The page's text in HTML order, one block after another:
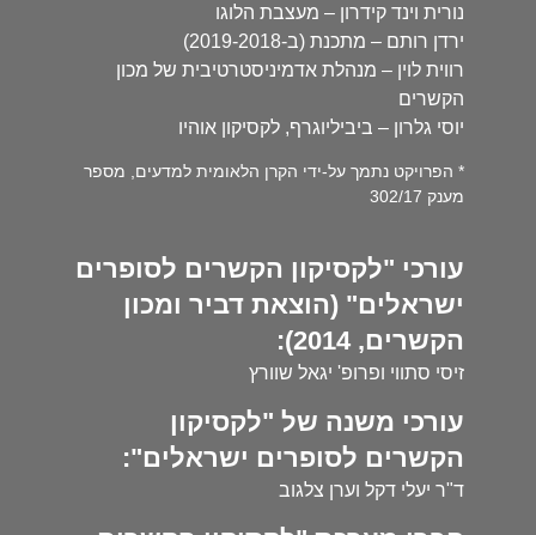
נורית וינד קידרון – מעצבת הלוגו
ירדן רותם – מתכנת (ב-2019-2018)
רווית לוין – מנהלת אדמיניסטרטיבית של מכון
הקשרים
יוסי גלרון – ביביליוגרף, לקסיקון אוהיו
* הפרויקט נתמך על-ידי הקרן הלאומית למדעים, מספר
מענק 302/17
עורכי "לקסיקון הקשרים לסופרים
ישראלים" (הוצאת דביר ומכון
הקשרים, 2014):
זיסי סתווי ופרופ' יגאל שוורץ
עורכי משנה של "לקסיקון
הקשרים לסופרים ישראלים":
ד"ר יעלי דקל וערן צלגוב